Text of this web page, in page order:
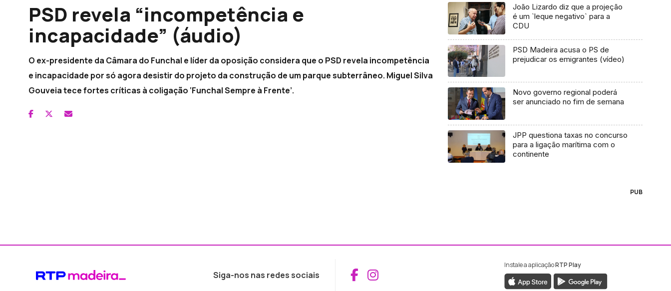
PSD revela “incompetência e
incapacidade” (áudio)
O ex-presidente da Câmara do Funchal e líder da oposição considera que o PSD revela incompetência
e incapacidade por só agora desistir do projeto da construção de um parque subterrâneo. Miguel Silva
Gouveia tece fortes críticas à coligação ‘Funchal Sempre à Frente’.
João Lizardo diz que a projeção
é um `leque negativo` para a
CDU
PSD Madeira acusa o PS de
prejudicar os emigrantes (vídeo)
Novo governo regional poderá
ser anunciado no fim de semana
JPP questiona taxas no concurso
para a ligação marítima com o
continente
PUB
Siga-nos nas redes sociais Aceder ao Facebook da RTP Madeira
Aceder ao Instagram da RTP Madeira
Instale a aplicaçãoRTP Play